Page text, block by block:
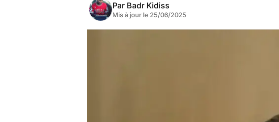
Par Badr Kidiss
Mis à jour le 25/06/2025